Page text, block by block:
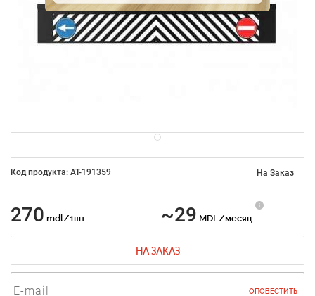
Код продукта: AT-191359 На Заказ
270 mdl/1шт ~29 MDL/месяц
НА ЗАКАЗ
ОПОВЕСТИТЬ